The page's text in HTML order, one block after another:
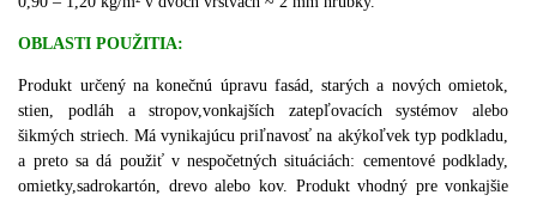
OBLASTI POUŽITIA:
Produkt určený na konečnú úpravu fasád, starých a nových omietok,
stien, podláh a stropov,vonkajších zatepľovacích systémov alebo
šikmých striech. Má vynikajúcu priľnavosť na akýkoľvek typ podkladu,
a preto sa dá použiť v nespočetných situáciách: cementové podklady,
omietky,sadrokartón, drevo alebo kov. Produkt vhodný pre vonkajšie